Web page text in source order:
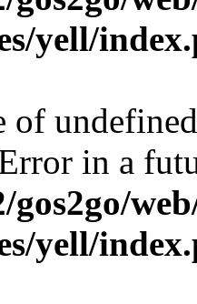
yell/
of
in a
gos2go/
yell/